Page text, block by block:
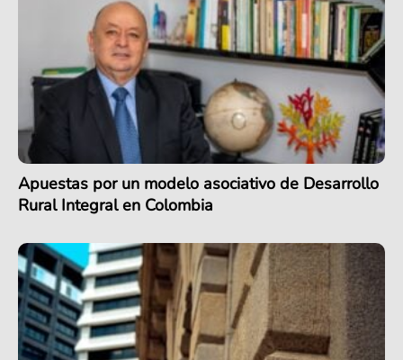
Apuestas por un modelo asociativo de Desarrollo
Rural Integral en Colombia